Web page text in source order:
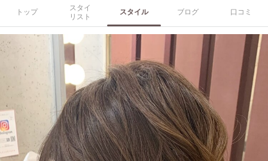
トップ
スタイ
リスト
スタイル ブログ 口コミ